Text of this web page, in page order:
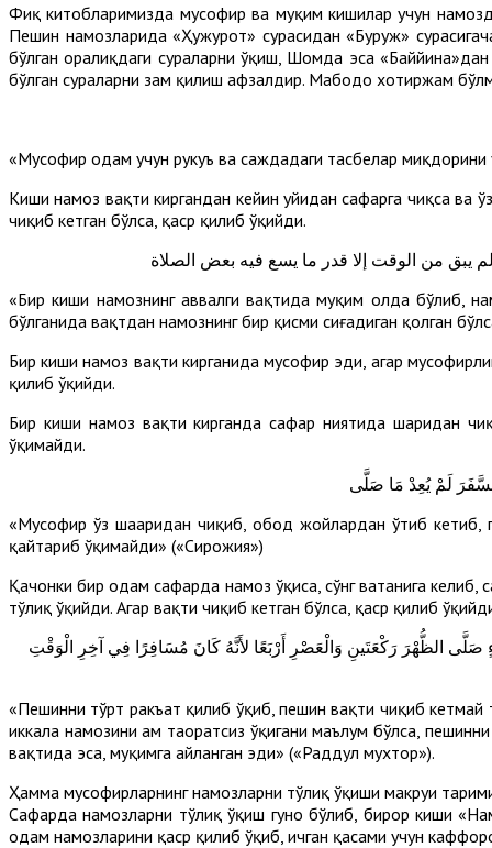
Фиқҳ китобларимизда мусофир ва муқим кишилар учун
Пешин намозларида «Ҳужурот» сурасидан «Буруж»
бўлган оралиқдаги сураларни ўқиш, Шомда эса
бўлган сураларни зам қилиш афзалдир. Мабодо хотиржам
«Мусофир одам учун рукуъ ва саждадаги тасбеҳлар
Киши намоз вақти киргандан кейин уйидан сафарга чиқса ва
чиқиб кетган бўлса, қаср қилиб ўқийди.
من الوقت إلا قدر ما يسع فيه بعض الصلاة
«Бир киши намознинг аввалги вақтида муқим ҳолда бўлиб,
бўлганида вақтдан намознинг бир қисми сиғадиган қолган
Бир киши намоз вақти кирганида мусофир эди, агар
қилиб ўқийди.
Бир киши намоз вақти кирганда сафар ниятида шаҳридан
ўқимайди.
«Мусофир ўз шаҳаридан чиқиб, обод жойлардан ўтиб кетиб,
қайтариб ўқимайди» («Сирожия»)
Қачонки бир одам сафарда намоз ўқиса, сўнг ватанига келиб,
тўлиқ ўқийди. Агар вақти чиқиб кетган бўлса, қаср қилиб
الظُّهْرَ رَكْعَتَينِ وَالْعَصْرِ أَرْبَعًا لأَنَّهُ كَانَ مُسَافِرًا فِي آخِرِ الْوَقْتِ
«Пешинни тўрт ракъат қилиб ўқиб, пешин вақти чиқиб кетмай
иккала намозини ҳам таҳоратсиз ўқигани маълум бўлса,
вақтида эса, муқимга айланган эди» («Раддул мухтор»).
Ҳамма мусофирларнинг намозларни тўлиқ ўқиши макруҳи
Сафарда намозларни тўлиқ ўқиш гуноҳ бўлиб, бирор киши
одам намозларини қаср қилиб ўқиб, ичган қасами учун